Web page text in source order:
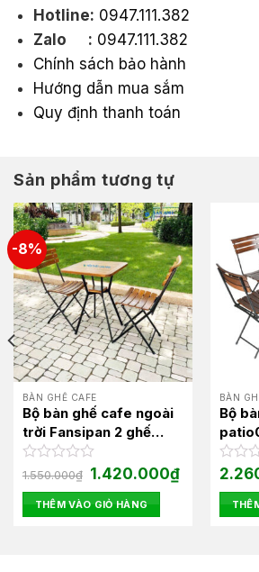
Hotline: 0947.111.382
Zalo : 0947.111.382
Chính sách bảo hành
Hướng dẫn mua sắm
Quy định thanh toán
Sản phẩm tương tự
-8%
BÀN GHẾ CAFE
Bộ bàn ghế cafe ngoài
trời Fansipan 2 ghế
patio02 1 bàn moon04
Được
hạng
0
1.550.000₫ Giá
gốc
là:
1.550.000₫.
1.420.000₫Giá
hiện
1.420.000₫.
THÊM VÀO GIỎ HÀNG
BÀN
Bộ
Được
hạng
0